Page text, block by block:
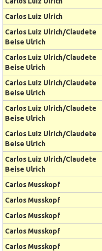
Carlos Luiz Ulrich
Carlos Luiz Ulrich/Claudete
Beise Ulrich
Carlos Luiz Ulrich/Claudete
Beise Ulrich
Carlos Luiz Ulrich/Claudete
Beise Ulrich
Carlos Luiz Ulrich/Claudete
Beise Ulrich
Carlos Luiz Ulrich/Claudete
Beise Ulrich
Carlos Luiz Ulrich/Claudete
Beise Ulrich
Carlos Musskopf
Carlos Musskopf
Carlos Musskopf
Carlos Musskopf
Carlos Musskopf